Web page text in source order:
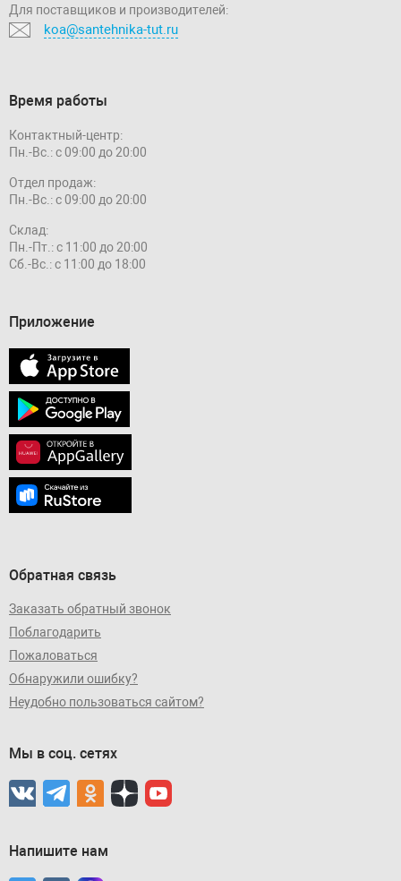
Для поставщиков и производителей:
koa@santehnika-tut.ru
Время работы
Контактный-центр:
Пн.-Вс.: с 09:00 до 20:00
Отдел продаж:
Пн.-Вс.: с 09:00 до 20:00
Склад:
Пн.-Пт.: с 11:00 до 20:00
Сб.-Вс.: с 11:00 до 18:00
Приложение
Обратная связь
Заказать обратный звонок
Поблагодарить
Пожаловаться
Обнаружили ошибку?
Неудобно пользоваться сайтом?
Мы в соц. сетях
Напишите нам